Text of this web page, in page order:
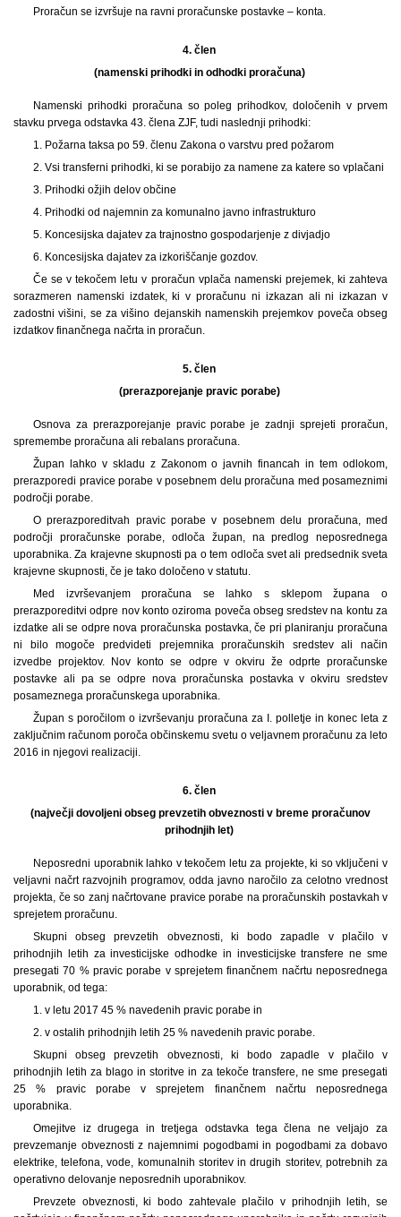
Proračun se izvršuje na ravni proračunske postavke – konta.
4. člen
(namenski prihodki in odhodki proračuna)
Namenski prihodki proračuna so poleg prihodkov, določenih v prvem
stavku prvega odstavka 43. člena ZJF, tudi naslednji prihodki:
1. Požarna taksa po 59. členu Zakona o varstvu pred požarom
2. Vsi transferni prihodki, ki se porabijo za namene za katere so vplačani
3. Prihodki ožjih delov občine
4. Prihodki od najemnin za komunalno javno infrastrukturo
5. Koncesijska dajatev za trajnostno gospodarjenje z divjadjo
6. Koncesijska dajatev za izkoriščanje gozdov.
Če se v tekočem letu v proračun vplača namenski prejemek, ki zahteva
sorazmeren namenski izdatek, ki v proračunu ni izkazan ali ni izkazan v
zadostni višini, se za višino dejanskih namenskih prejemkov poveča obseg
izdatkov finančnega načrta in proračun.
5. člen
(prerazporejanje pravic porabe)
Osnova za prerazporejanje pravic porabe je zadnji sprejeti proračun,
spremembe proračuna ali rebalans proračuna.
Župan lahko v skladu z Zakonom o javnih financah in tem odlokom,
prerazporedi pravice porabe v posebnem delu proračuna med posameznimi
področji porabe.
O prerazporeditvah pravic porabe v posebnem delu proračuna, med
področji proračunske porabe, odloča župan, na predlog neposrednega
uporabnika. Za krajevne skupnosti pa o tem odloča svet ali predsednik sveta
krajevne skupnosti, če je tako določeno v statutu.
Med izvrševanjem proračuna se lahko s sklepom župana o
prerazporeditvi odpre nov konto oziroma poveča obseg sredstev na kontu za
izdatke ali se odpre nova proračunska postavka, če pri planiranju proračuna
ni bilo mogoče predvideti prejemnika proračunskih sredstev ali način
izvedbe projektov. Nov konto se odpre v okviru že odprte proračunske
postavke ali pa se odpre nova proračunska postavka v okviru sredstev
posameznega proračunskega uporabnika.
Župan s poročilom o izvrševanju proračuna za I. polletje in konec leta z
zaključnim računom poroča občinskemu svetu o veljavnem proračunu za leto
2016 in njegovi realizaciji.
6. člen
(največji dovoljeni obseg prevzetih obveznosti v breme proračunov
prihodnjih let)
Neposredni uporabnik lahko v tekočem letu za projekte, ki so vključeni v
veljavni načrt razvojnih programov, odda javno naročilo za celotno vrednost
projekta, če so zanj načrtovane pravice porabe na proračunskih postavkah v
sprejetem proračunu.
Skupni obseg prevzetih obveznosti, ki bodo zapadle v plačilo v
prihodnjih letih za investicijske odhodke in investicijske transfere ne sme
presegati 70 % pravic porabe v sprejetem finančnem načrtu neposrednega
uporabnik, od tega:
1. v letu 2017 45 % navedenih pravic porabe in
2. v ostalih prihodnjih letih 25 % navedenih pravic porabe.
Skupni obseg prevzetih obveznosti, ki bodo zapadle v plačilo v
prihodnjih letih za blago in storitve in za tekoče transfere, ne sme presegati
25 % pravic porabe v sprejetem finančnem načrtu neposrednega
uporabnika.
Omejitve iz drugega in tretjega odstavka tega člena ne veljajo za
prevzemanje obveznosti z najemnimi pogodbami in pogodbami za dobavo
elektrike, telefona, vode, komunalnih storitev in drugih storitev, potrebnih za
operativno delovanje neposrednih uporabnikov.
Prevzete obveznosti, ki bodo zahtevale plačilo v prihodnjih letih, se